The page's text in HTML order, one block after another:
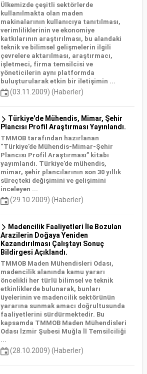
Ülkemizde çeşitli sektörlerde
kullanılmakta olan maden
makinalarının kullanıcıya tanıtılması,
verimliliklerinin ve ekonomiye
katkılarının araştırılması, bu alandaki
teknik ve bilimsel gelişmelerin ilgili
çevrelere aktarılması, araştırmacı,
işletmeci, firma temsilcisi ve
yöneticilerin aynı platformda
buluşturularak etkin bir iletişimin ...
(03.11.2009) (Haberler)
Türkiye'de Mühendis, Mimar, Şehir
Plancısı Profil Araştırması Yayınlandı.
TMMOB tarafından hazırlanan
“Türkiye’de Mühendis-Mimar-Şehir
Plancısı Profil Araştırması” kitabı
yayımlandı. Türkiye’de mühendis,
mimar, şehir plancılarının son 30 yıllık
süreçteki değişimini ve gelişimini
inceleyen ...
(29.10.2009) (Haberler)
Madencilik Faaliyetleri İle Bozulan
Arazilerin Doğaya Yeniden
Kazandırılması Çalıştayı Sonuç
Bildirgesi Açıklandı.
TMMOB Maden Mühendisleri Odası,
madencilik alanında kamu yararı
öncelikli her türlü bilimsel ve teknik
etkinliklerde bulunarak, bunları
üyelerinin ve madencilik sektörünün
yararına sunmak amacı doğrultusunda
faaliyetlerini sürdürmektedir. Bu
kapsamda TMMOB Maden Mühendisleri
Odası İzmir Şubesi Muğla İl Temsilciliği
...
(28.10.2009) (Haberler)